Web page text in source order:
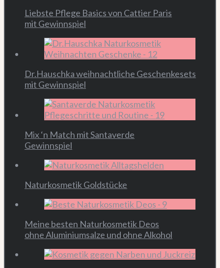
Liebste Pflege Basics von Cattier Paris
mit Gewinnspiel
Dr.Hauschka weihnachtliche Geschenkesets
mit Gewinnspiel
Mix ‘n Match mit Santaverde
Gewinnspiel
Naturkosmetik Goldstücke
Meine besten Naturkosmetik Deos
ohne Aluminiumsalze und ohne Alkohol